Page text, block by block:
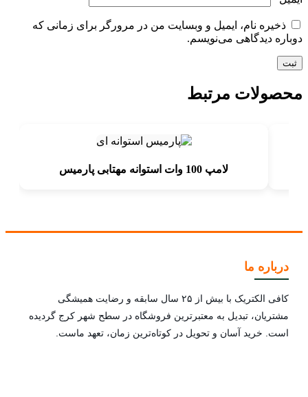
ذخیره نام، ایمیل و وبسایت من در مرورگر برای زمانی که
دوباره دیدگاهی می‌نویسم.
محصولات مرتبط
لامپ 100 وات استوانه مهتابی پارمیس
درباره ما
کافی الکتریک با بیش از ۲۵ سال سابقه و رضایت همیشگی
مشتریان، تبدیل به معتبرترین فروشگاه در سطح شهر کرج گردیده
است. خرید آسان و تحویل در کوتاه‌ترین زمان، تعهد ماست.